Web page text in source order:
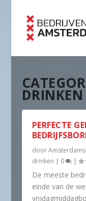
DRINKEN
PERFECTE
door
drinken | 0 |
De meeste
einde van de